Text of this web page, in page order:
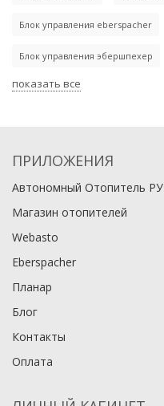
Блок управления eberspacher
Блок управления эбершпехер
показать все
ПРИЛОЖЕНИЯ
Автономный Отопитель РУ
Магазин отопителей
Webasto
Eberspacher
Планар
Блог
Контакты
Оплата